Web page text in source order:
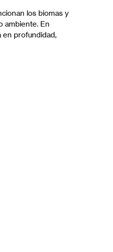
los biomas y
ambiente. En
en profundidad,